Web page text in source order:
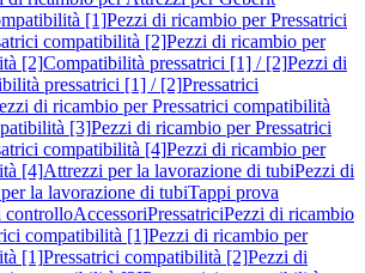
[1]Pezzi di ricambio per Pressatrici
compatibilità [2]Pezzi di ricambio per
[2]Compatibilità pressatrici [1] / [2]Pezzi di
pressatrici [1] / [2]Pressatrici
di ricambio per Pressatrici compatibilità
[3]Pezzi di ricambio per Pressatrici
compatibilità [4]Pezzi di ricambio per
[4]Attrezzi per la lavorazione di tubiPezzi di
la lavorazione di tubiTappi prova
controlloAccessoriPressatriciPezzi di ricambio
compatibilità [1]Pezzi di ricambio per
[1]Pressatrici compatibilità [2]Pezzi di